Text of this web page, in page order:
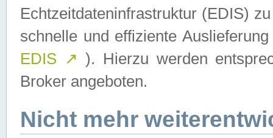
Echtzeitdateninfrastruktur (EDIS)
schnelle und effiziente
EDIS ↗ ). Hierzu werden
Broker angeboten.
Nicht mehr